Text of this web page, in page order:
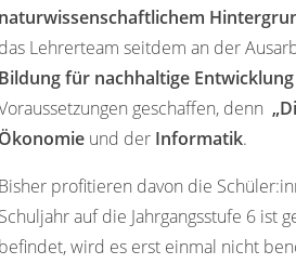
naturwissenschaftlichem
das Lehrerteam seitdem an der
Bildung für nachhaltige
geschaffen, denn
Ökonomie und der Informatik.
Bisher profitieren davon die
Schuljahr auf die Jahrgangsstufe 6 ist
befindet, wird es erst einmal nicht